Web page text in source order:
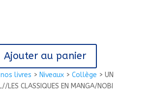
livres > Niveaux> Collège > UN
LES CLASSIQUES EN MANGA/NOBI
Ajouter au panier